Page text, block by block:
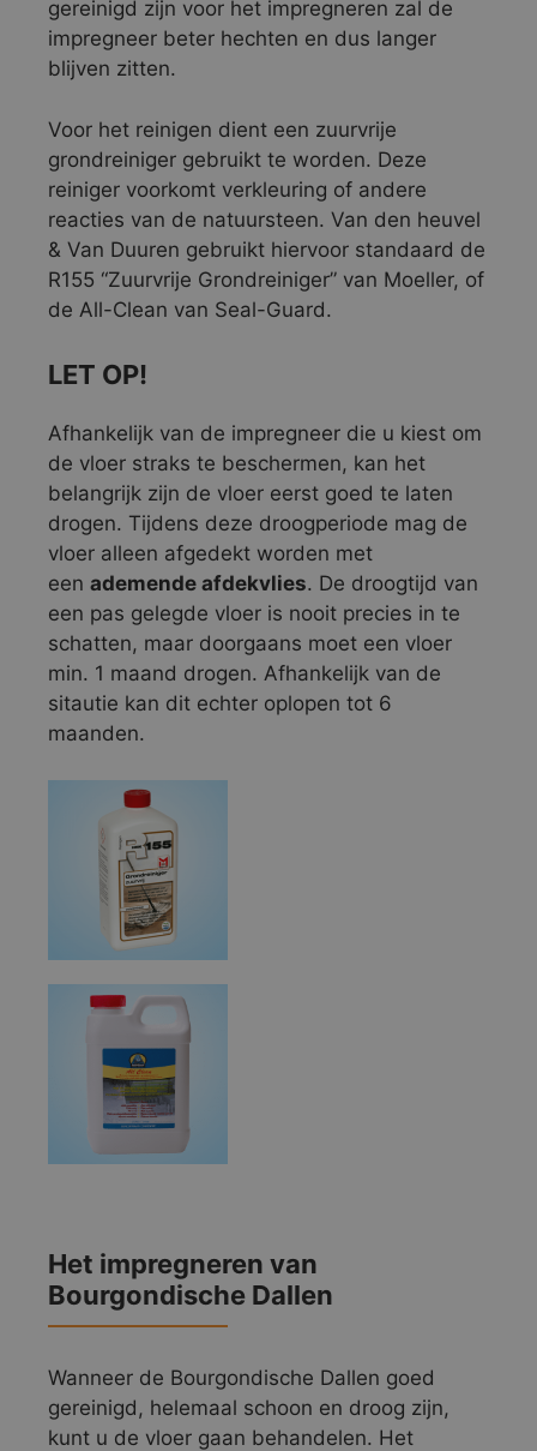
gereinigd zijn voor het impregneren zal de
impregneer beter hechten en dus langer
blijven zitten.
Voor het reinigen dient een zuurvrije
grondreiniger gebruikt te worden. Deze
reiniger voorkomt verkleuring of andere
reacties van de natuursteen. Van den heuvel
& Van Duuren gebruikt hiervoor standaard de
R155 “Zuurvrije Grondreiniger” van Moeller, of
de All-Clean van Seal-Guard.
LET OP!
Afhankelijk van de impregneer die u kiest om
de vloer straks te beschermen, kan het
belangrijk zijn de vloer eerst goed te laten
drogen. Tijdens deze droogperiode mag de
vloer alleen afgedekt worden met
een ademende afdekvlies. De droogtijd van
een pas gelegde vloer is nooit precies in te
schatten, maar doorgaans moet een vloer
min. 1 maand drogen. Afhankelijk van de
sitautie kan dit echter oplopen tot 6
maanden.
Het impregneren van
Bourgondische Dallen
Wanneer de Bourgondische Dallen goed
gereinigd, helemaal schoon en droog zijn,
kunt u de vloer gaan behandelen. Het